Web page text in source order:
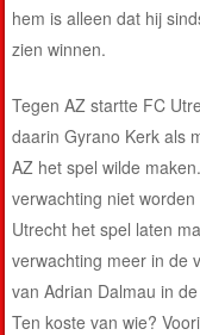
hem is alleen dat hij
zien winnen.
Tegen AZ startte FC
daarin Gyrano Kerk als
AZ het spel wilde
verwachting niet
Utrecht het spel laten
verwachting meer in de
van Adrian Dalmau in
Ten koste van wie?